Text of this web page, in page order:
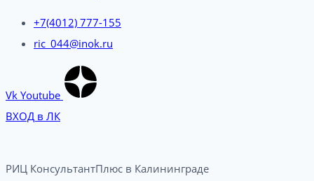
+7(4012) 777-155
ric_044@inok.ru
Vk Youtube
ВХОД в ЛК
РИЦ КонсультантПлюс в Калининграде​